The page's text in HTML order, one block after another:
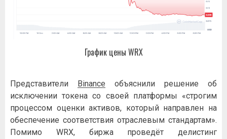
График цены WRX
Представители Binance объяснили решение об
исключении токена со своей платформы «строгим
процессом оценки активов, который направлен на
обеспечение соответствия отраслевым стандартам».
Помимо WRX, биржа проведёт делистинг